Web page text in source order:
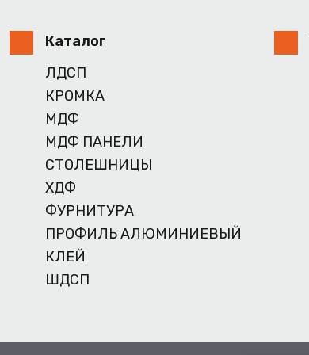
Каталог
ЛДСП
КРОМКА
МДФ
МДФ ПАНЕЛИ
СТОЛЕШНИЦЫ
ХДФ
ФУРНИТУРА
ПРОФИЛЬ АЛЮМИНИЕВЫЙ
КЛЕЙ
ШДСП